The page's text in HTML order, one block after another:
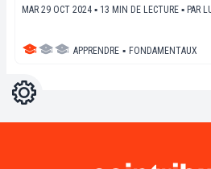
MAR 29 OCT 2024 ▪ 13 MIN DE LECTURE ▪ PAR
APPRENDRE ▪ FONDAMENTAUX
Réglages